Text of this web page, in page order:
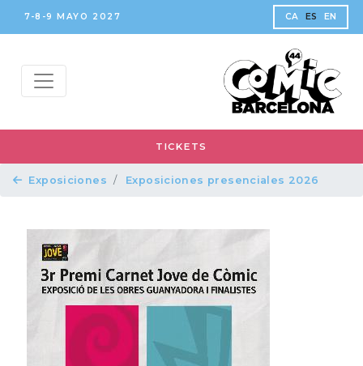
7-8-9 MAYO 2027 CA ES EN
TICKETS
Exposiciones Exposiciones presenciales 2026